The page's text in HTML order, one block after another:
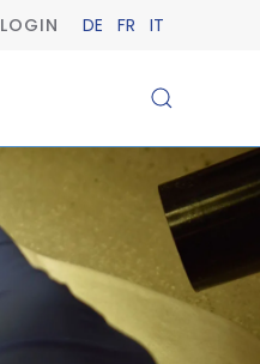
LOGIN DE FR IT